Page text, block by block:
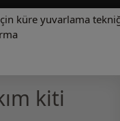
küre yuvarlama
kiti